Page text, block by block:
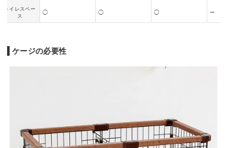
トイレスペー
ス
◯ ◯ ◯ ー
ケージの必要性